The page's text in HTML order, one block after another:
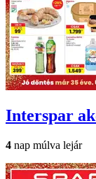
Interspar
4 nap múlva lejár